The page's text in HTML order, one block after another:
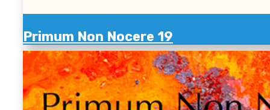
Primum Non Nocere 19